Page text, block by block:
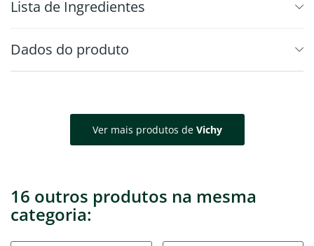
⁠Lista de Ingredientes
Dados do produto
Ver mais produtos de Vichy
16 outros produtos na mesma
categoria: